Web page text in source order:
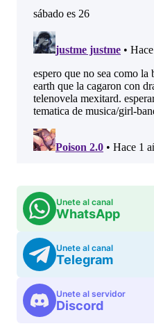
Unete al canal
WhatsApp
Unete al canal
Telegram
Unete al servidor
Discord